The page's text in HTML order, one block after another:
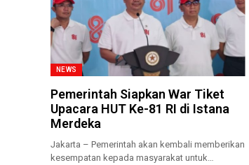
NEWS
Pemerintah Siapkan War Tiket
Upacara HUT Ke-81 RI di Istana
Merdeka
Jakarta – Pemerintah akan kembali memberikan
kesempatan kepada masyarakat untuk